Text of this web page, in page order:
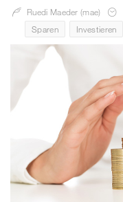
Ruedi Maeder (mae)
Sparen
Investieren